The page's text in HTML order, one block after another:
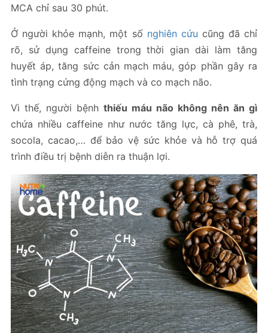
MCA chỉ sau 30 phút.
Ở người khỏe mạnh, một số nghiên cứu cũng đã chỉ
rõ, sử dụng caffeine trong thời gian dài làm tăng
huyết áp, tăng sức cản mạch máu, góp phần gây ra
tình trạng cứng động mạch và co mạch não.
Vì thế, người bệnh thiếu máu não không nên ăn gì
chứa nhiều caffeine như nước tăng lực, cà phê, trà,
socola, cacao,… để bảo vệ sức khỏe và hỗ trợ quá
trình điều trị bệnh diễn ra thuận lợi.